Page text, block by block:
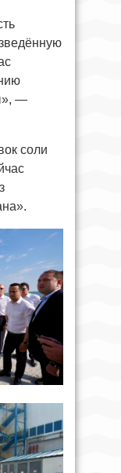
—
соли